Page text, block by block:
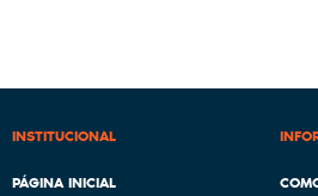
INSTITUCIONAL
PÁGINA INICIAL